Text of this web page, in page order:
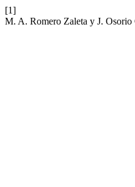
[1]
M. A. Romero Zaleta y J. Osorio